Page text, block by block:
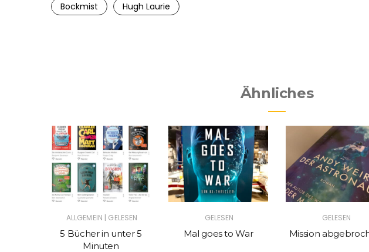
Bockmist Hugh Laurie
Ähnliches
ALLGEMEIN | GELESEN
5 Bücher in unter 5
Minuten
GELESEN
Mal goes to War
GELESEN
Mission